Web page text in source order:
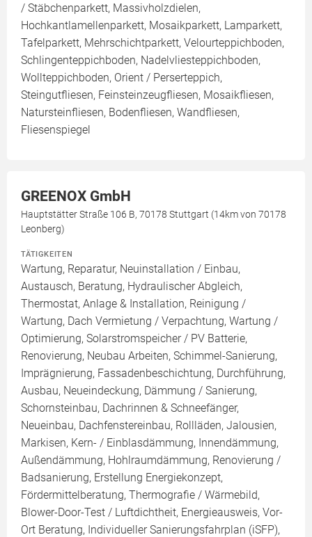
/ Stäbchenparkett, Massivholzdielen,
Hochkantlamellenparkett, Mosaikparkett, Lamparkett,
Tafelparkett, Mehrschichtparkett, Velourteppichboden,
Schlingenteppichboden, Nadelvliesteppichboden,
Wollteppichboden, Orient / Perserteppich,
Steingutfliesen, Feinsteinzeugfliesen, Mosaikfliesen,
Natursteinfliesen, Bodenfliesen, Wandfliesen,
Fliesenspiegel
GREENOX GmbH
Hauptstätter Straße 106 B, 70178 Stuttgart (14km von 70178
Leonberg)
TÄTIGKEITEN
Wartung, Reparatur, Neuinstallation / Einbau,
Austausch, Beratung, Hydraulischer Abgleich,
Thermostat, Anlage & Installation, Reinigung /
Wartung, Dach Vermietung / Verpachtung, Wartung /
Optimierung, Solarstromspeicher / PV Batterie,
Renovierung, Neubau Arbeiten, Schimmel-Sanierung,
Imprägnierung, Fassadenbeschichtung, Durchführung,
Ausbau, Neueindeckung, Dämmung / Sanierung,
Schornsteinbau, Dachrinnen & Schneefänger,
Neueinbau, Dachfenstereinbau, Rollläden, Jalousien,
Markisen, Kern- / Einblasdämmung, Innendämmung,
Außendämmung, Hohlraumdämmung, Renovierung /
Badsanierung, Erstellung Energiekonzept,
Fördermittelberatung, Thermografie / Wärmebild,
Blower-Door-Test / Luftdichtheit, Energieausweis, Vor-
Ort Beratung, Individueller Sanierungsfahrplan (iSFP),